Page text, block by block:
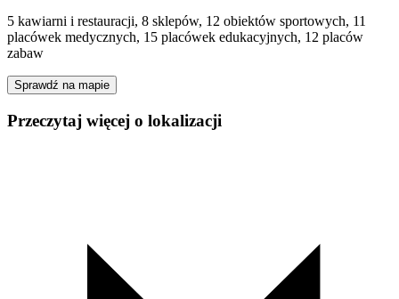
5 kawiarni i restauracji, 8 sklepów, 12 obiektów sportowych, 11
placówek medycznych, 15 placówek edukacyjnych, 12 placów
zabaw
Sprawdź na mapie
Przeczytaj więcej o lokalizacji